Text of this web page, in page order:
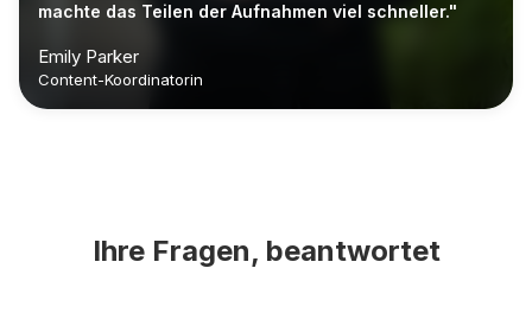
machte das Teilen der Aufnahmen viel schneller."
Emily Parker
Content-Koordinatorin
Ihre Fragen, beantwortet